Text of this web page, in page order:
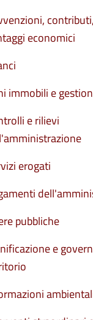
economici
immobili e
e rilievi
erogati
pubbliche
e